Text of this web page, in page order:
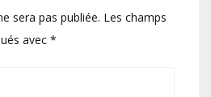
sera pas publiée. Les champs
avec *